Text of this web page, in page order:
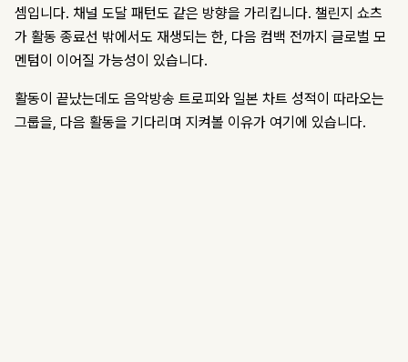
셈입니다. 채널 도달 패턴도 같은 방향을 가리킵니다. 챌린지 쇼츠
가 활동 종료선 밖에서도 재생되는 한, 다음 컴백 전까지 글로벌 모
멘텀이 이어질 가능성이 있습니다.
활동이 끝났는데도 음악방송 트로피와 일본 차트 성적이 따라오는
그룹을, 다음 활동을 기다리며 지켜볼 이유가 여기에 있습니다.